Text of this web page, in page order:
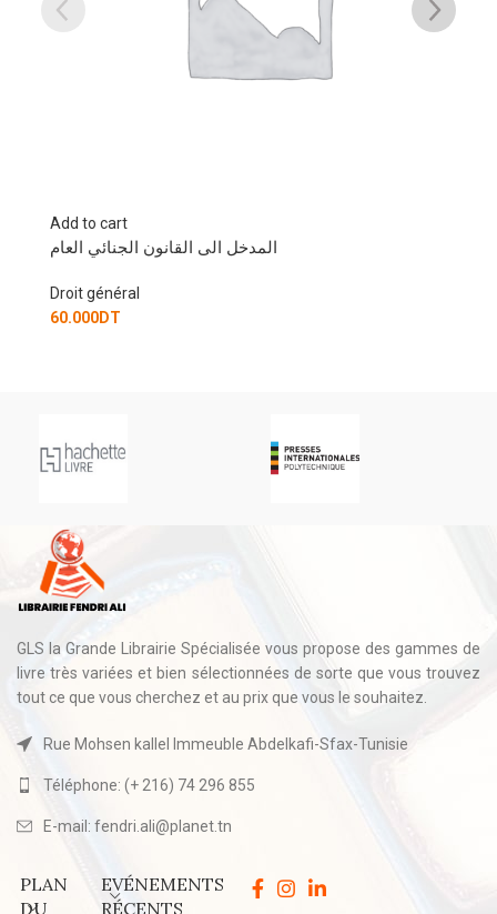
Add to cart
المدخل الى القانون الجنائي الخاص
Droit général
80.000DT
GLS la Grande Librairie Spécialisée vous propose des gammes de
livre très variées et bien sélectionnées de sorte que vous trouvez
tout ce que vous cherchez et au prix que vous le souhaitez.
Rue Mohsen kallel Immeuble Abdelkafi-Sfax-Tunisie
Téléphone: (+ 216) 74 296 855
E-mail: fendri.ali@planet.tn
PLAN
DU
EVÉNEMENTS
RÉCENTS